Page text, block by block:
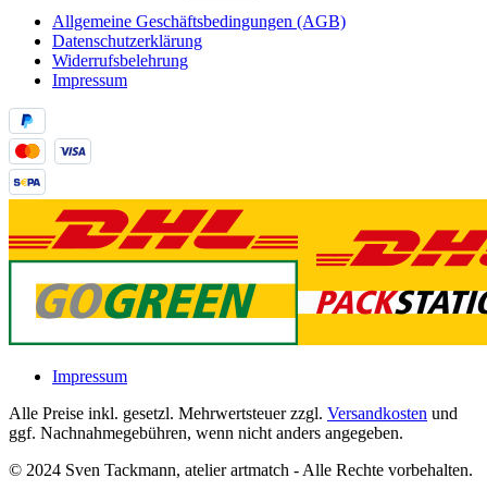
Allgemeine Geschäftsbedingungen (AGB)
Datenschutzerklärung
Widerrufsbelehrung
Impressum
Impressum
Alle Preise inkl. gesetzl. Mehrwertsteuer zzgl. Versandkosten und
ggf. Nachnahmegebühren, wenn nicht anders angegeben.
© 2024 Sven Tackmann, atelier artmatch - Alle Rechte vorbehalten.